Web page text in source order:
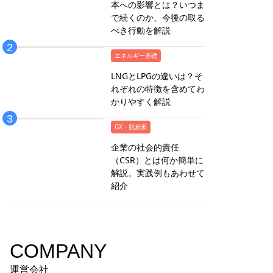
本への影響とは？いつま
で続くのか、今後の取る
べき行動を解説
エネルギー基礎
LNGとLPGの違いは？そ
れぞれの特徴を含めてわ
かりやすく解説
GX・脱炭素
企業の社会的責任
（CSR）とは何か簡単に
解説。実践例もあわせて
紹介
COMPANY
運営会社